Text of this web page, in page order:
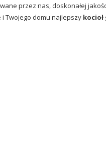
przez nas, doskonałej
i Twojego domu najlepszy